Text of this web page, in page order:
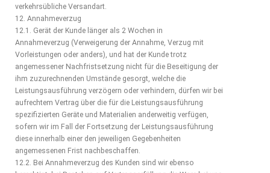
verkehrsübliche Versandart.
12. Annahmeverzug
12.1. Gerät der Kunde länger als 2 Wochen in
Annahmeverzug (Verweigerung der Annahme, Verzug mit
Vorleistungen oder anders), und hat der Kunde trotz
angemessener Nachfristsetzung nicht für die Beseitigung der
ihm zuzurechnenden Umstände gesorgt, welche die
Leistungsausführung verzögern oder verhindern, dürfen wir bei
aufrechtem Vertrag über die für die Leistungsausführung
spezifizierten Geräte und Materialien anderweitig verfügen,
sofern wir im Fall der Fortsetzung der Leistungsausführung
diese innerhalb einer den jeweiligen Gegebenheiten
angemessenen Frist nachbeschaffen.
12.2. Bei Annahmeverzug des Kunden sind wir ebenso